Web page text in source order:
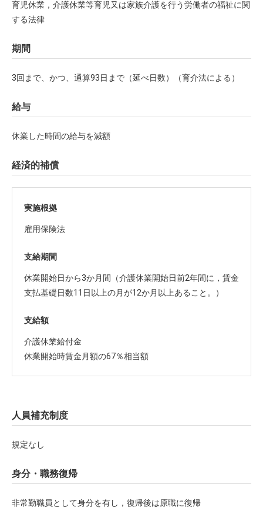
育児休業，介護休業等育児又は家族介護を行う労働者の福祉に関
する法律
期間
3回まで、かつ、通算93日まで（延べ日数）（育介法による）
給与
休業した時間の給与を減額
経済的補償
実施根拠
雇用保険法
支給期間
休業開始日から3か月間（介護休業開始日前2年間に，賃金
支払基礎日数11日以上の月が12か月以上あること。）
支給額
介護休業給付金
休業開始時賃金月額の67％相当額
人員補充制度
規定なし
身分・職務復帰
非常勤職員として身分を有し，復帰後は原職に復帰